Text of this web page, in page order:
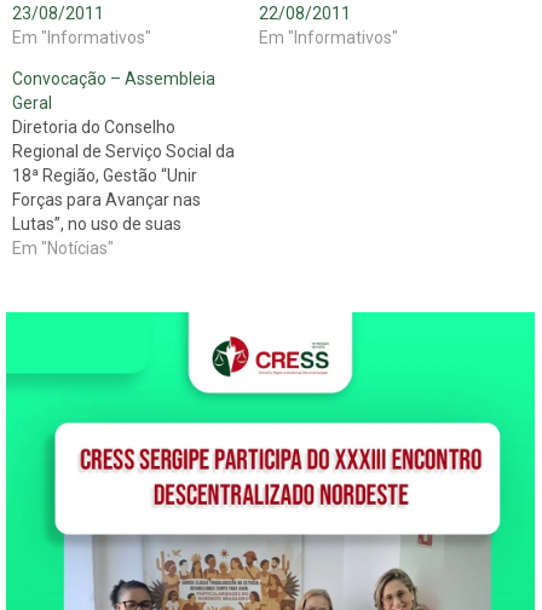
23/08/2011
Em "Informativos"
22/08/2011
Em "Informativos"
Convocação – Assembleia
Geral
Diretoria do Conselho
Regional de Serviço Social da
18ª Região, Gestão “Unir
Forças para Avançar nas
Lutas”, no uso de suas
atribuições, em
regularmente inscritos e
ativos para participar da
Categoria no…
Em "Notícias"